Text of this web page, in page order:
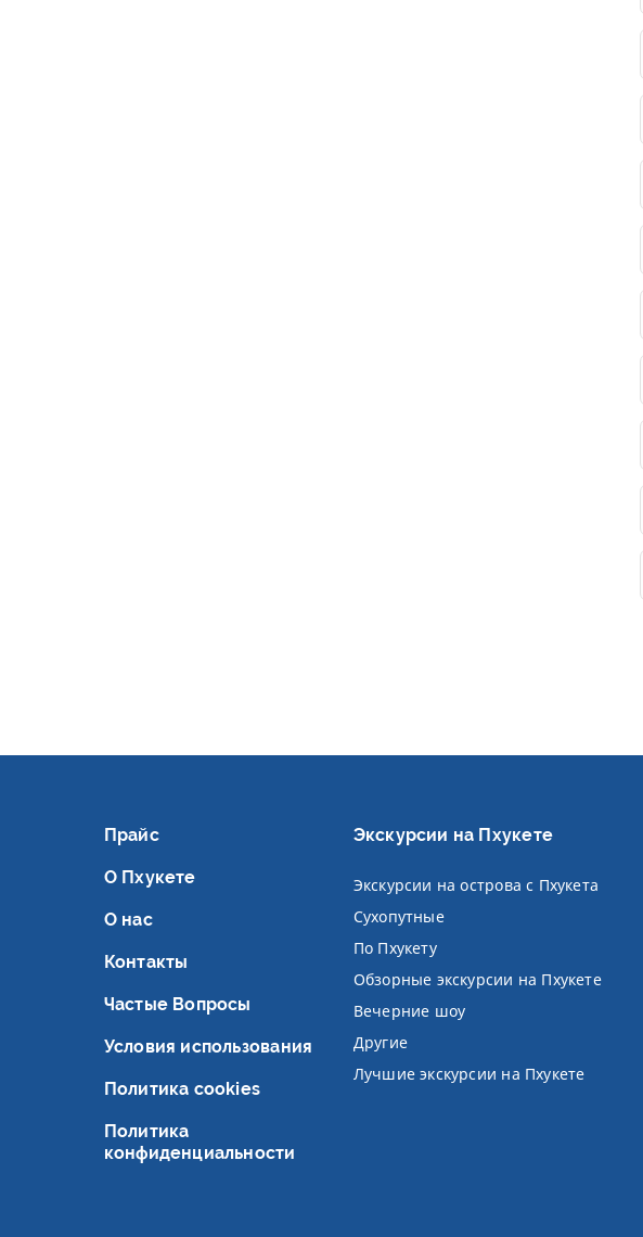
Прайс
О Пхукете
О нас
Контакты
Частые Вопросы
Условия использования
Политика cookies
Политика
конфиденциальности
Экскурсии на Пхукете
Экскурсии на острова с Пхукета
Сухопутные
По Пхукету
Обзорные экскурсии на Пхукете
Вечерние шоу
Другие
Лучшие экскурсии на Пхукете